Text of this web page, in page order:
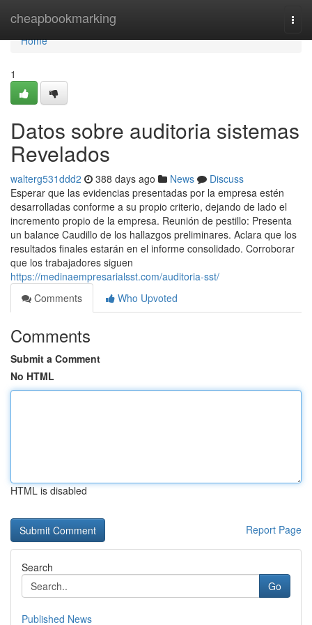
cheapbookmarking
Home
Home
1
Datos sobre auditoria sistemas
Revelados
walterg531ddd2 388 days ago News
Discuss
Esperar que las evidencias presentadas por la empresa estén
desarrolladas conforme a su propio criterio, dejando de lado el
incremento propio de la empresa. Reunión de pestillo: Presenta
un balance Caudillo de los hallazgos preliminares. Aclara que los
resultados finales estarán en el informe consolidado. Corroborar
que los trabajadores siguen
https://medinaempresarialsst.com/auditoria-sst/
Comments
Who Upvoted
Comments
Submit a Comment
No HTML
HTML is disabled
Report Page
Search
Go
Published News